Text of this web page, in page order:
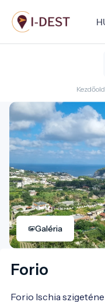
Ugrás
a
tartalomra
Galéria
Forio
Forio Ischia